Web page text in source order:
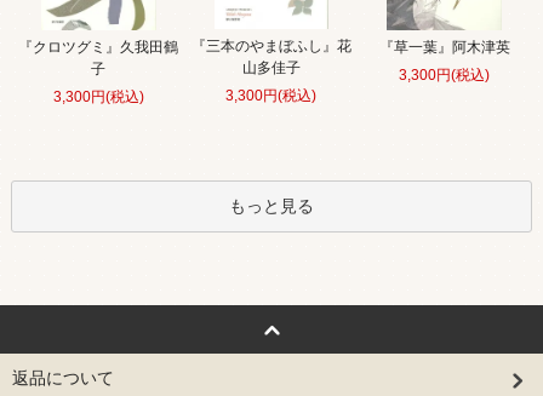
『クロツグミ』久我田鶴
子
3,300円(税込)
『三本のやまぼふし』花
山多佳子
3,300円(税込)
『草一葉』阿木津英
3,300円(税込)
もっと見る
返品について